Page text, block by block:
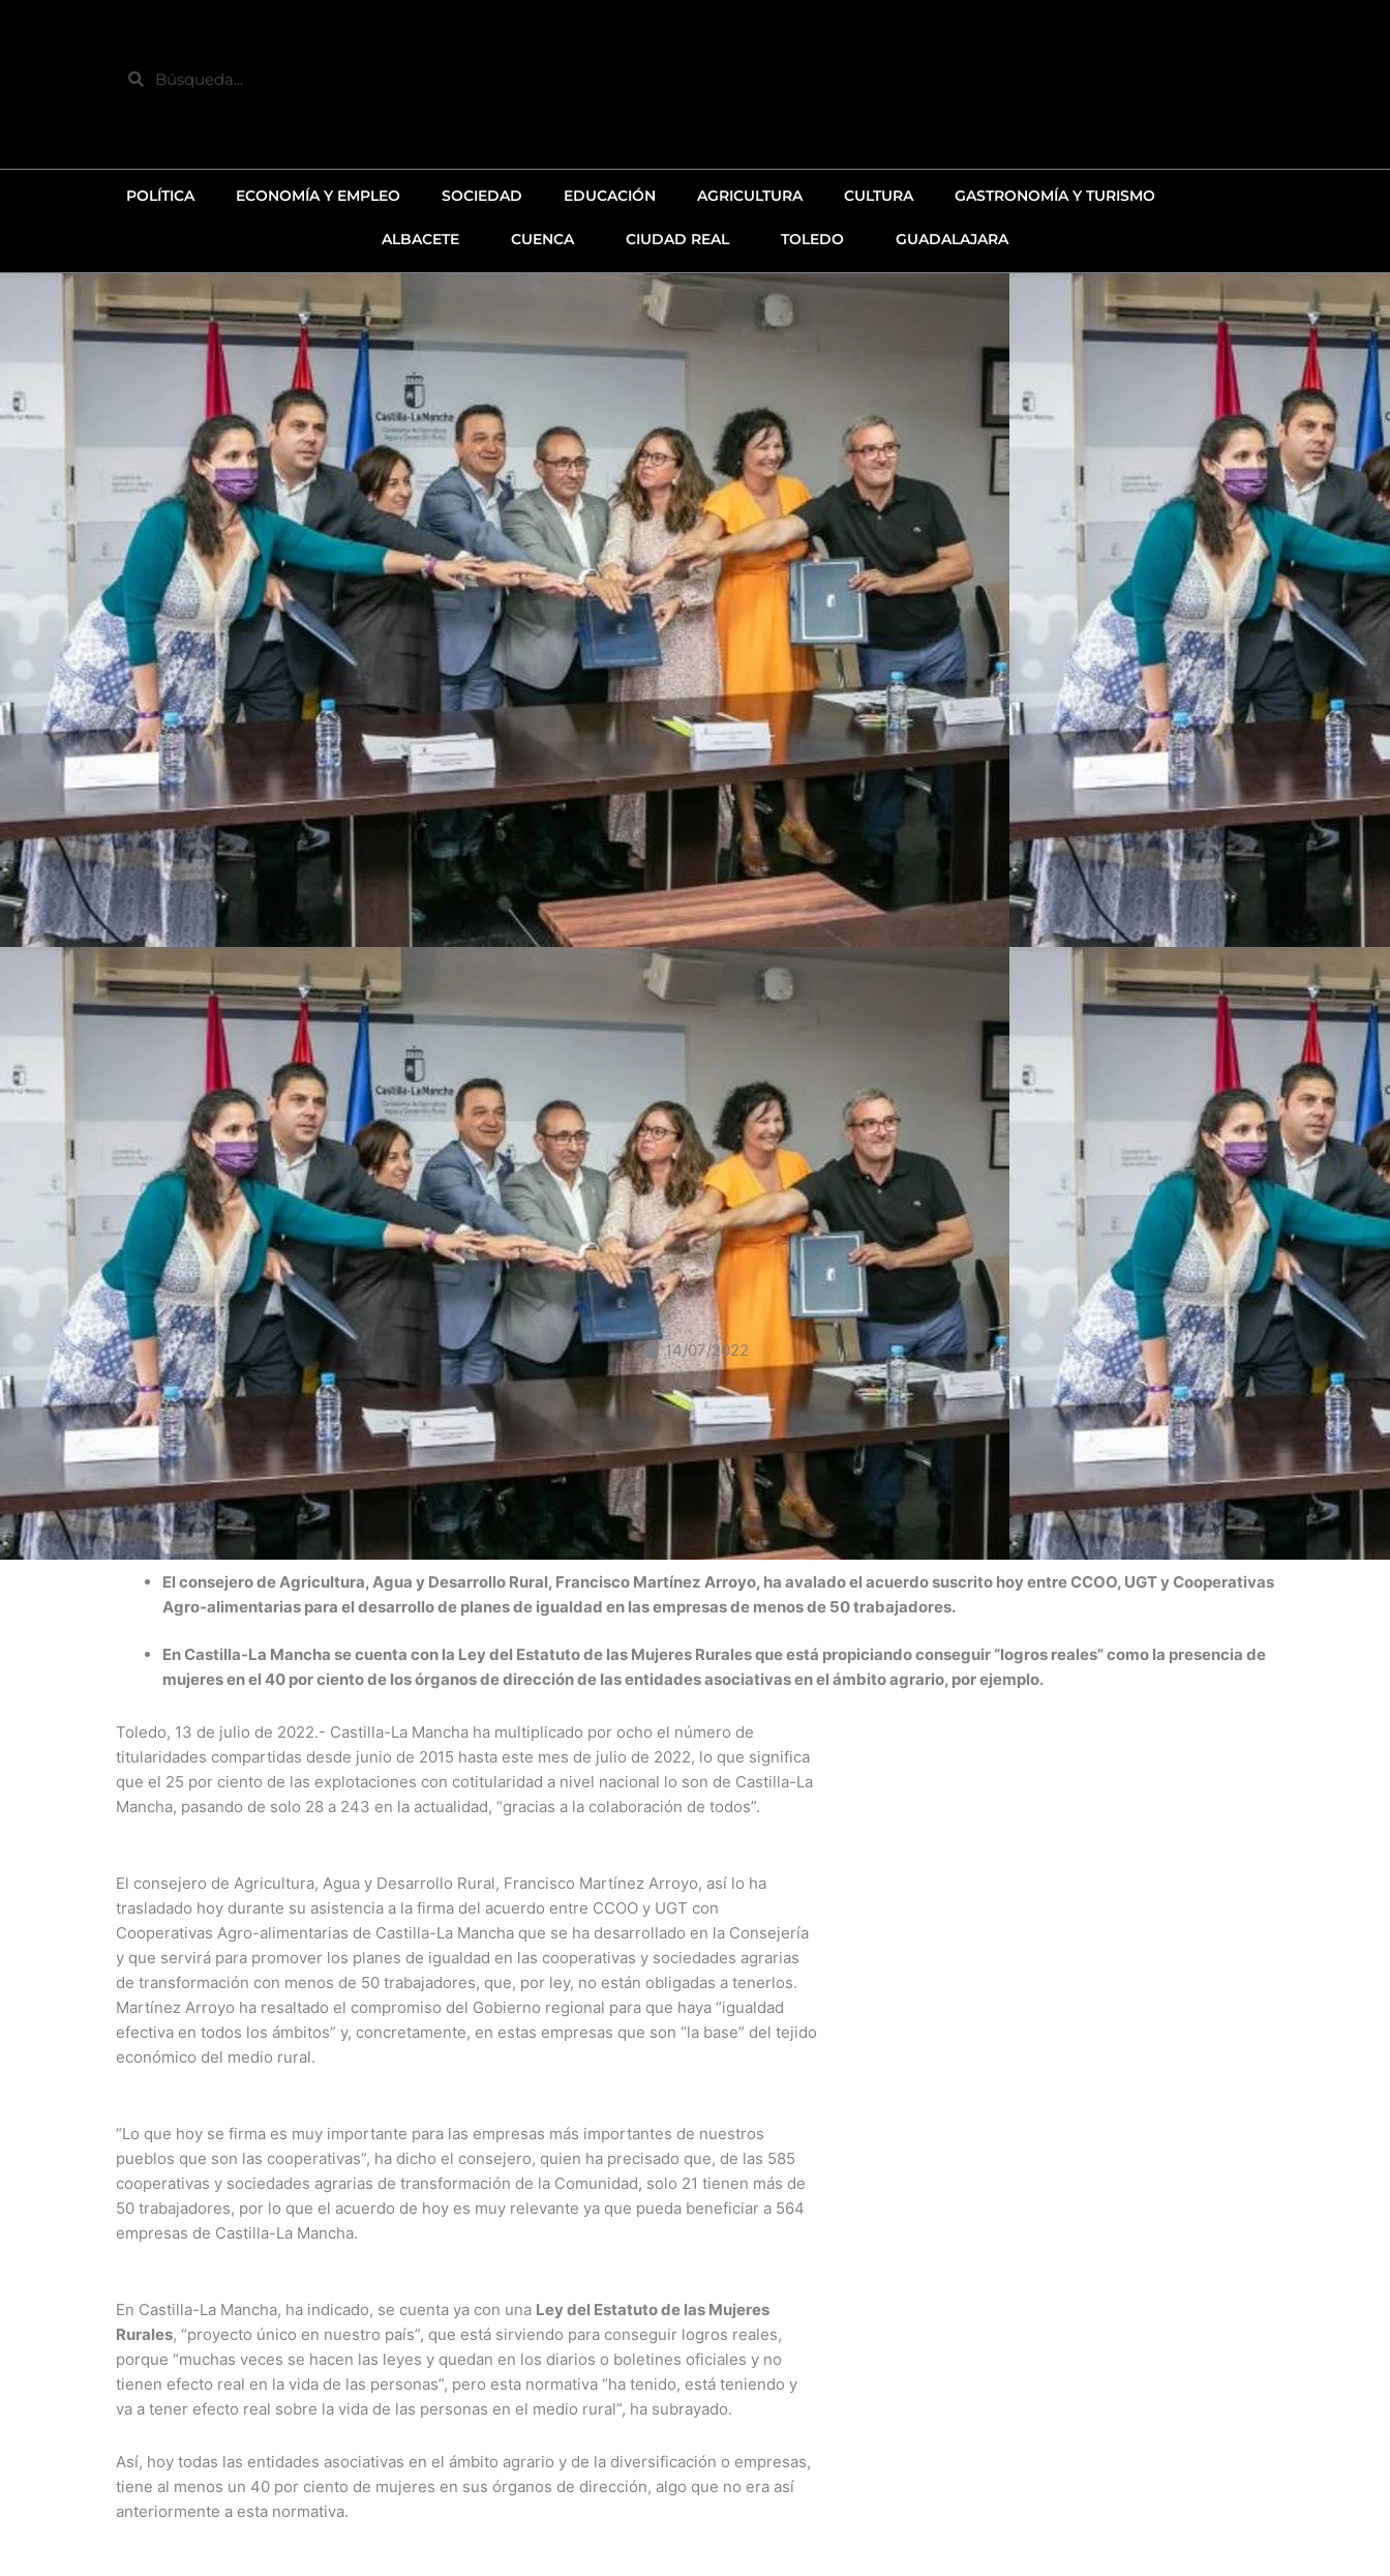
Search
POLÍTICA ECONOMÍA Y EMPLEO SOCIEDAD EDUCACIÓN AGRICULTURA CULTURA GASTRONOMÍA Y TURISMO
ALBACETE CUENCA CIUDAD REAL TOLEDO GUADALAJARA
14/07/2022
El consejero de Agricultura, Agua y Desarrollo Rural, Francisco Martínez Arroyo, ha avalado el acuerdo suscrito hoy entre CCOO, UGT y Cooperativas
Agro-alimentarias para el desarrollo de planes de igualdad en las empresas de menos de 50 trabajadores.
En Castilla-La Mancha se cuenta con la Ley del Estatuto de las Mujeres Rurales que está propiciando conseguir “logros reales” como la presencia de
mujeres en el 40 por ciento de los órganos de dirección de las entidades asociativas en el ámbito agrario, por ejemplo.
Toledo, 13 de julio de 2022.- Castilla-La Mancha ha multiplicado por ocho el número de
titularidades compartidas desde junio de 2015 hasta este mes de julio de 2022, lo que significa
que el 25 por ciento de las explotaciones con cotitularidad a nivel nacional lo son de Castilla-La
Mancha, pasando de solo 28 a 243 en la actualidad, “gracias a la colaboración de todos”.
El consejero de Agricultura, Agua y Desarrollo Rural, Francisco Martínez Arroyo, así lo ha
trasladado hoy durante su asistencia a la firma del acuerdo entre CCOO y UGT con
Cooperativas Agro-alimentarias de Castilla-La Mancha que se ha desarrollado en la Consejería
y que servirá para promover los planes de igualdad en las cooperativas y sociedades agrarias
de transformación con menos de 50 trabajadores, que, por ley, no están obligadas a tenerlos.
Martínez Arroyo ha resaltado el compromiso del Gobierno regional para que haya “igualdad
efectiva en todos los ámbitos” y, concretamente, en estas empresas que son “la base” del tejido
económico del medio rural.
“Lo que hoy se firma es muy importante para las empresas más importantes de nuestros
pueblos que son las cooperativas”, ha dicho el consejero, quien ha precisado que, de las 585
cooperativas y sociedades agrarias de transformación de la Comunidad, solo 21 tienen más de
50 trabajadores, por lo que el acuerdo de hoy es muy relevante ya que pueda beneficiar a 564
empresas de Castilla-La Mancha.
En Castilla-La Mancha, ha indicado, se cuenta ya con una Ley del Estatuto de las Mujeres
Rurales, “proyecto único en nuestro país”, que está sirviendo para conseguir logros reales,
porque “muchas veces se hacen las leyes y quedan en los diarios o boletines oficiales y no
tienen efecto real en la vida de las personas”, pero esta normativa “ha tenido, está teniendo y
va a tener efecto real sobre la vida de las personas en el medio rural”, ha subrayado.
Así, hoy todas las entidades asociativas en el ámbito agrario y de la diversificación o empresas,
tiene al menos un 40 por ciento de mujeres en sus órganos de dirección, algo que no era así
anteriormente a esta normativa.